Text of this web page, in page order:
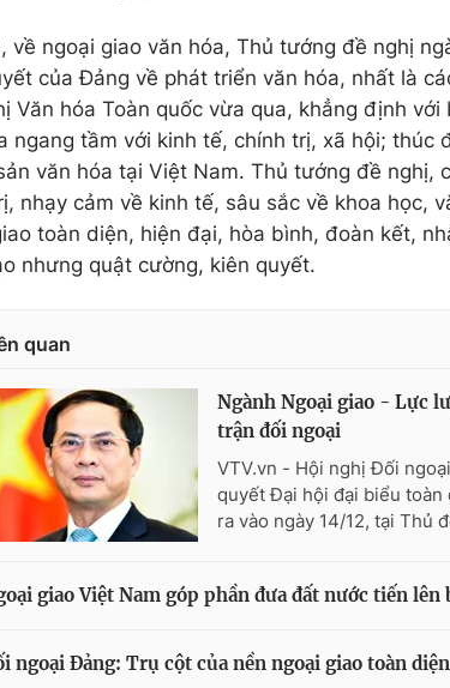
về ngoại giao văn hóa, Thủ tướng đề nghị
của Đảng về phát triển văn hóa, nhất là
Văn hóa Toàn quốc vừa qua, khẳng định
ngang tầm với kinh tế, chính trị, xã hội; thúc
văn hóa tại Việt Nam. Thủ tướng đề nghị,
nhạy cảm về kinh tế, sâu sắc về khoa học,
toàn diện, hiện đại, hòa bình, đoàn kết,
nhưng quật cường, kiên quyết.
quan
Ngành Ngoại giao - Lực
trận đối ngoại
VTV.vn - Hội nghị Đối
quyết Đại hội đại biểu toàn
ra vào ngày 14/12, tại Thủ
giao Việt Nam góp phần đưa đất nước tiến
ngoại Đảng: Trụ cột của nền ngoại giao toàn diện